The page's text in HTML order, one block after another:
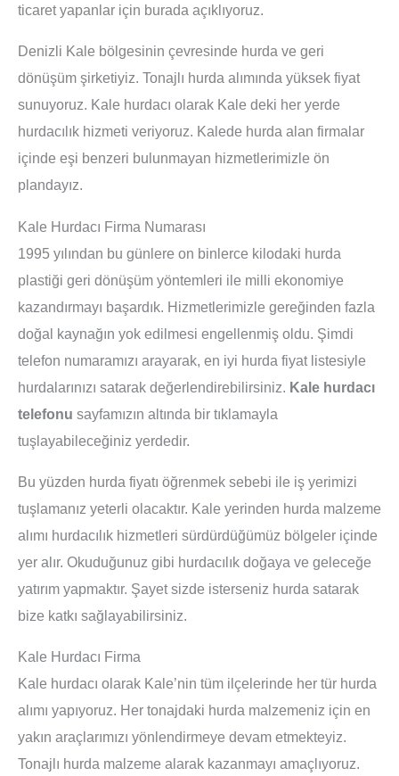
ticaret yapanlar için burada açıklıyoruz.
Denizli Kale bölgesinin çevresinde hurda ve geri
dönüşüm şirketiyiz. Tonajlı hurda alımında yüksek fiyat
sunuyoruz. Kale hurdacı olarak Kale deki her yerde
hurdacılık hizmeti veriyoruz. Kalede hurda alan firmalar
içinde eşi benzeri bulunmayan hizmetlerimizle ön
plandayız.
Kale Hurdacı Firma Numarası
1995 yılından bu günlere on binlerce kilodaki hurda
plastiği geri dönüşüm yöntemleri ile milli ekonomiye
kazandırmayı başardık. Hizmetlerimizle gereğinden fazla
doğal kaynağın yok edilmesi engellenmiş oldu. Şimdi
telefon numaramızı arayarak, en iyi hurda fiyat listesiyle
hurdalarınızı satarak değerlendirebilirsiniz. Kale hurdacı
telefonu sayfamızın altında bir tıklamayla
tuşlayabileceğiniz yerdedir.
Bu yüzden hurda fiyatı öğrenmek sebebi ile iş yerimizi
tuşlamanız yeterli olacaktır. Kale yerinden hurda malzeme
alımı hurdacılık hizmetleri sürdürdüğümüz bölgeler içinde
yer alır. Okuduğunuz gibi hurdacılık doğaya ve geleceğe
yatırım yapmaktır. Şayet sizde isterseniz hurda satarak
bize katkı sağlayabilirsiniz.
Kale Hurdacı Firma
Kale hurdacı olarak Kale’nin tüm ilçelerinde her tür hurda
alımı yapıyoruz. Her tonajdaki hurda malzemeniz için en
yakın araçlarımızı yönlendirmeye devam etmekteyiz.
Tonajlı hurda malzeme alarak kazanmayı amaçlıyoruz.